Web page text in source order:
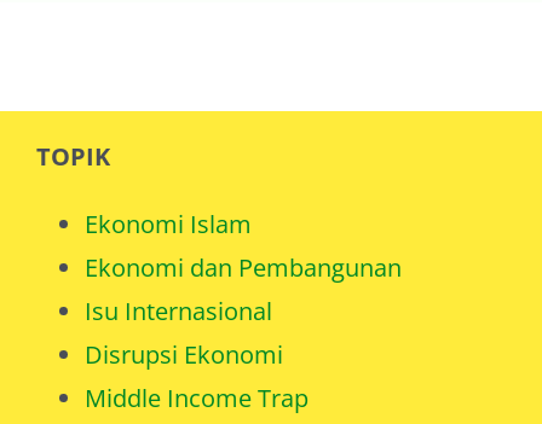
TOPIK
Ekonomi Islam
Ekonomi dan Pembangunan
Isu Internasional
Disrupsi Ekonomi
Middle Income Trap